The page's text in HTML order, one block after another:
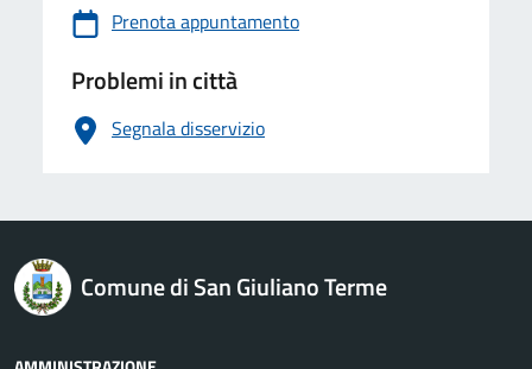
Prenota appuntamento
Problemi in città
Segnala disservizio
logo Unione Europea
Comune di San Giuliano Terme